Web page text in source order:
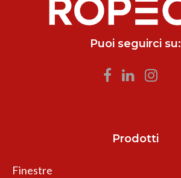
Puoi seguirci su:
Prodotti
Finestre